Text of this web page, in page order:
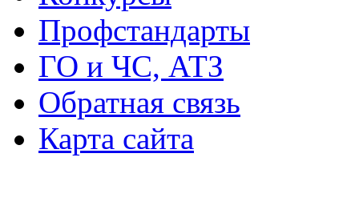
Профстандарты
ГО и ЧС, АТЗ
Обратная связь
Карта сайта